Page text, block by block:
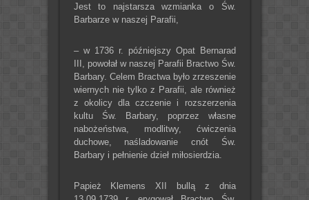
Jest to najstarsza wzmianka o Św.
Barbarze w naszej Parafii,
– w 1736 r. późniejszy Opat Bernarad
III, powołał w naszej Parafii Bractwo Św.
Barbary. Celem Bractwa było zrzeszenie
wiernych nie tylko z Parafii, ale również
z okolicy dla czczenie i rozszerzenia
kultu Św. Barbary, poprzez własne
nabożeństwa, modlitwy, ćwiczenia
duchowe, naśladowanie cnót Św.
Barbary i pełnienie dzieł miłosierdzia.
Papież Klemens XII bullą z dnia